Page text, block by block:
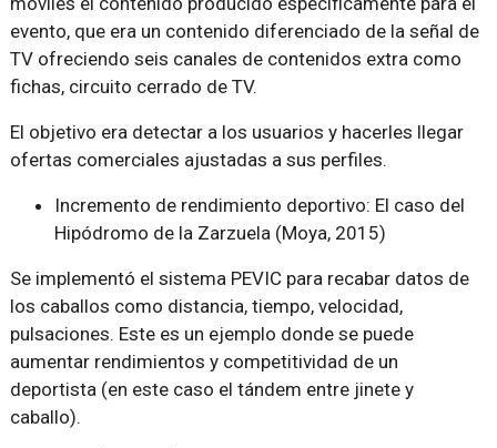
evento, que era un contenido diferenciado de la señal de
TV ofreciendo seis canales de contenidos extra como
fichas, circuito cerrado de TV.
El objetivo era detectar a los usuarios y hacerles llegar
ofertas comerciales ajustadas a sus perfiles.
Incremento de rendimiento deportivo: El caso del
Hipódromo de la Zarzuela (Moya, 2015)
Se implementó el sistema PEVIC para recabar datos de
los caballos como distancia, tiempo, velocidad,
pulsaciones. Este es un ejemplo donde se puede
aumentar rendimientos y competitividad de un
deportista (en este caso el tándem entre jinete y
caballo).